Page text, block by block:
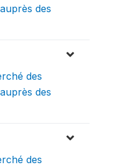
des
des
des
des